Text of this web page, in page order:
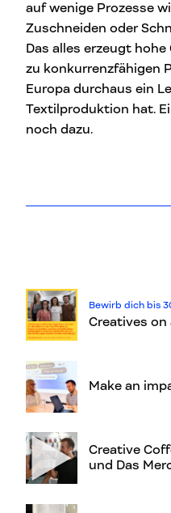
Bewirb dich bis
Creatives on
Make an
Creative
und Das
auf wenige Prozesse
Zuschneiden oder
Das alles erzeugt
zu konkurrenzfähigen
Europa durchaus ein
Textilproduktion hat.
noch dazu.